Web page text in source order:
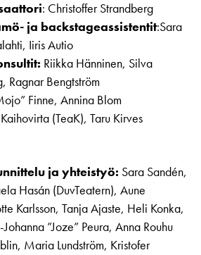
: Christoffer Strandberg
ja backstageassistentit:Sara
Iiris Autio
Riikka Hänninen, Silva
Ragnar Bengtström
Finne, Annina Blom
(TeaK), Taru Kirves
ja yhteistyö: Sara Sandén,
Hasán (DuvTeatern), Aune
Karlsson, Tanja Ajaste, Heli Konka,
”Joze” Peura, Anna Rouhu
Maria Lundström, Kristofer